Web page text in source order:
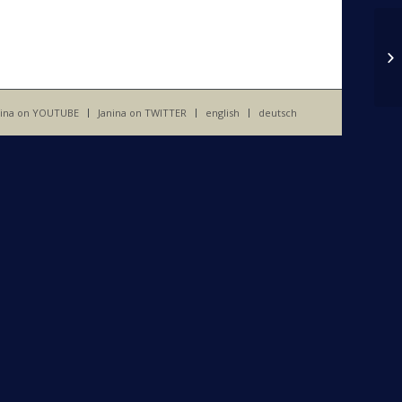
on YOUTUBE Janina on TWITTER english deutsch